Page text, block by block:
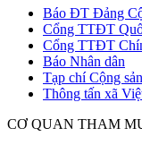
Báo ĐT Đảng
Cổng TTĐT
Cổng TTĐT
Báo Nhân dân
Tạp chí Cộng sản
Thông tấn xã
CƠ QUAN THAM